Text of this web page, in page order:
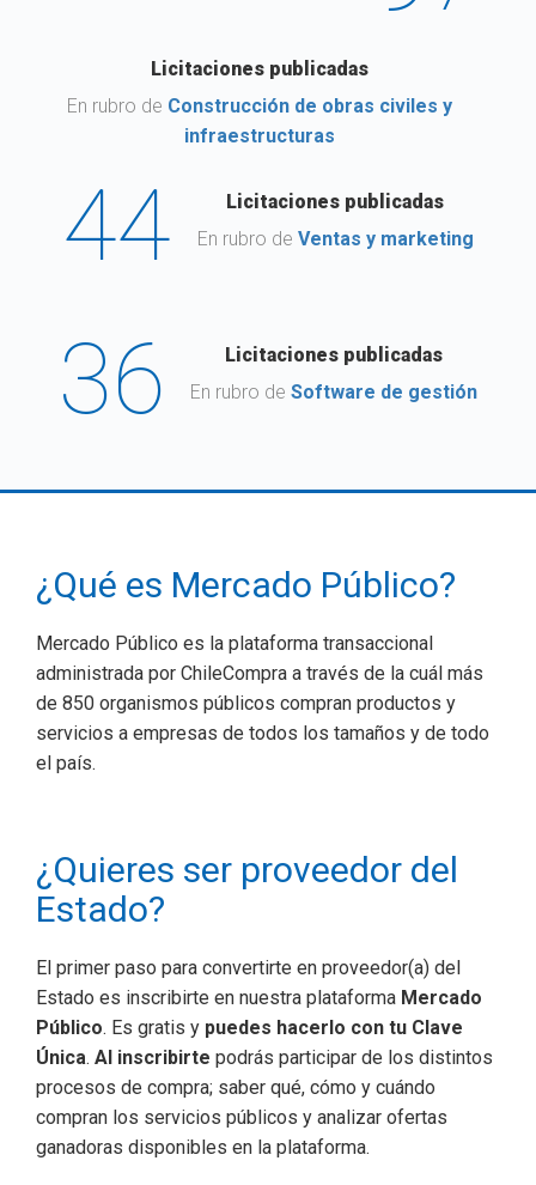
Licitaciones publicadas
En rubro de Construcción de obras civiles y
infraestructuras
44
Licitaciones publicadas
En rubro de Ventas y marketing
36
Licitaciones publicadas
En rubro de Software de gestión
¿Qué es Mercado Público?
Mercado Público es la plataforma transaccional
administrada por ChileCompra a través de la cuál más
de 850 organismos públicos compran productos y
servicios a empresas de todos los tamaños y de todo
el país.
¿Quieres ser proveedor del
Estado?
El primer paso para convertirte en proveedor(a) del
Estado es inscribirte en nuestra plataforma Mercado
Público. Es gratis y puedes hacerlo con tu Clave
Única. Al inscribirte podrás participar de los distintos
procesos de compra; saber qué, cómo y cuándo
compran los servicios públicos y analizar ofertas
ganadoras disponibles en la plataforma.